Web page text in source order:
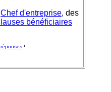
Chef d'entreprise, des
bénéficiaires
!